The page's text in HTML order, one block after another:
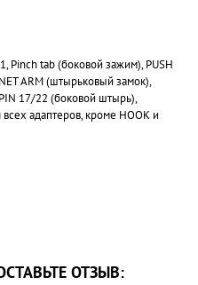
Pinch tab (боковой зажим), PUSH
ARM (штырьковый замок),
17/22 (боковой штырь),
адаптеров, кроме HOOK и
ОТЗЫВ: